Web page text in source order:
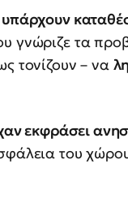
γνώριζε τα
τονίζουν – να
εκφράσει
του